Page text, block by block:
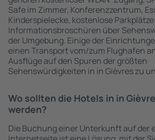
Safe im Zimmer, Konferenzzentrum,
Kinderspielecke, kostenlose
Informationsbroschüren über
der Umgebung. Einige der
einen Transport vom/zum Flughafen
Ausflüge auf den Spuren der größten
Sehenswürdigkeiten in in Gièvres zu
Wo sollten die Hotels in in
werden?
Die Buchung einer Unterkunft auf der